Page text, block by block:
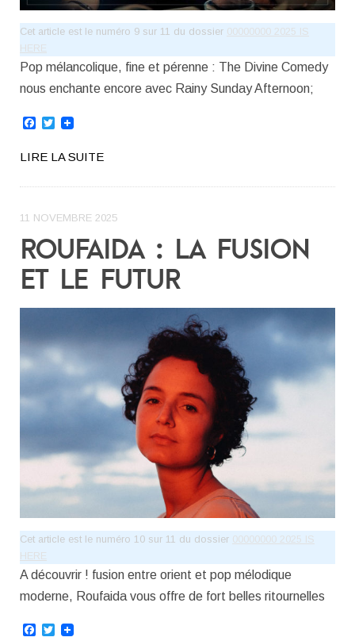
Cet article est le numéro 9 sur 11 du dossier 00000000 2025 IS
HERE
Pop mélancolique, fine et pérenne : The Divine Comedy
nous enchante encore avec Rainy Sunday Afternoon;
Facebook
Twitter
LIRE LA SUITE
11 NOVEMBRE 2025
ROUFAIDA : LA FUSION
ET LE FUTUR
Cet article est le numéro 10 sur 11 du dossier 00000000 2025 IS
HERE
A découvrir ! fusion entre orient et pop mélodique
moderne, Roufaida vous offre de fort belles ritournelles
Facebook
Twitter